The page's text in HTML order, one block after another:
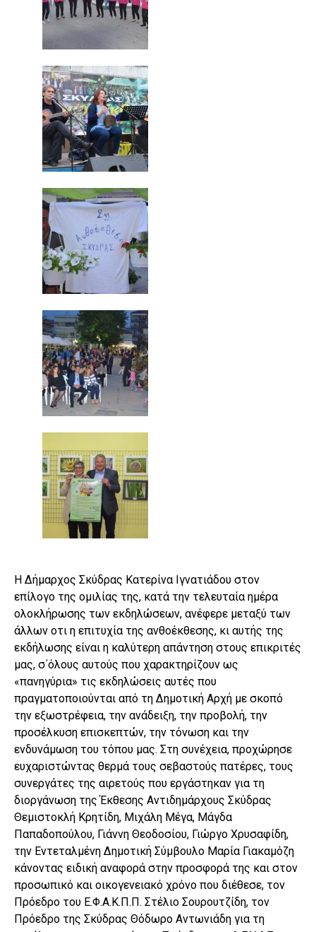
Η Δήμαρχος Σκύδρας Κατερίνα Ιγνατιάδου στον
επίλογο της ομιλίας της, κατά την τελευταία ημέρα
ολοκλήρωσης των εκδηλώσεων, ανέφερε μεταξύ των
άλλων οτι η επιτυχία της ανθοέκθεσης, κι αυτής της
εκδήλωσης είναι η καλύτερη απάντηση στους επικριτές
μας, σ΄όλους αυτούς που χαρακτηρίζουν ως
«πανηγύρια» τις εκδηλώσεις αυτές που
πραγματοποιούνται από τη Δημοτική Αρχή με σκοπό
την εξωστρέφεια, την ανάδειξη, την προβολή, την
προσέλκυση επισκεπτών, την τόνωση και την
ενδυνάμωση του τόπου μας. Στη συνέχεια, προχώρησε
ευχαριστώντας θερμά τους σεβαστούς πατέρες, τους
συνεργάτες της αιρετούς που εργάστηκαν για τη
διοργάνωση της Έκθεσης Αντιδημάρχους Σκύδρας
Θεμιστοκλή Κρητίδη, Μιχάλη Μέγα, Μάγδα
Παπαδοπούλου, Γιάννη Θεοδοσίου, Γιώργο Χρυσαφίδη,
την Εντεταλμένη Δημοτική Σύμβουλο Μαρία Γιακαμόζη
κάνοντας ειδική αναφορά στην προσφορά της και στον
προσωπικό και οικογενειακό χρόνο που διέθεσε, τον
Πρόεδρο του Ε.Φ.Α.Κ.Π.Π. Στέλιο Σουρουτζίδη, τον
Πρόεδρο της Σκύδρας Θόδωρο Αντωνιάδη για τη